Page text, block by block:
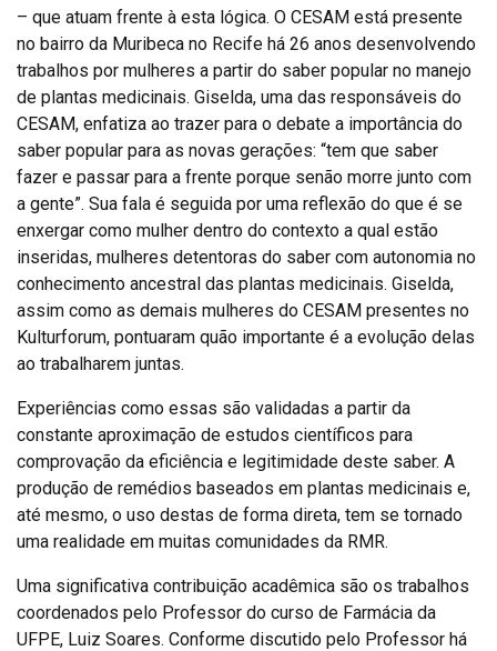
– que atuam frente à esta lógica. O CESAM está presente
no bairro da Muribeca no Recife há 26 anos desenvolvendo
trabalhos por mulheres a partir do saber popular no manejo
de plantas medicinais. Giselda, uma das responsáveis do
CESAM, enfatiza ao trazer para o debate a importância do
saber popular para as novas gerações: “tem que saber
fazer e passar para a frente porque senão morre junto com
a gente”. Sua fala é seguida por uma reflexão do que é se
enxergar como mulher dentro do contexto a qual estão
inseridas, mulheres detentoras do saber com autonomia no
conhecimento ancestral das plantas medicinais. Giselda,
assim como as demais mulheres do CESAM presentes no
Kulturforum, pontuaram quão importante é a evolução delas
ao trabalharem juntas.
Experiências como essas são validadas a partir da
constante aproximação de estudos científicos para
comprovação da eficiência e legitimidade deste saber. A
produção de remédios baseados em plantas medicinais e,
até mesmo, o uso destas de forma direta, tem se tornado
uma realidade em muitas comunidades da RMR.
Uma significativa contribuição acadêmica são os trabalhos
coordenados pelo Professor do curso de Farmácia da
UFPE, Luiz Soares. Conforme discutido pelo Professor há